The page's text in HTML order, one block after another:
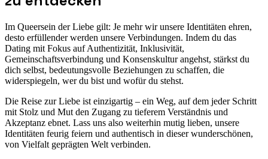
Im Queersein der Liebe gilt: Je mehr wir unsere Identitäten ehren,
desto erfüllender werden unsere Verbindungen. Indem du das
Dating mit Fokus auf Authentizität, Inklusivität,
Gemeinschaftsverbindung und Konsenskultur angehst, stärkst du
dich selbst, bedeutungsvolle Beziehungen zu schaffen, die
widerspiegeln, wer du bist und wofür du stehst.
Die Reise zur Liebe ist einzigartig – ein Weg, auf dem jeder Schritt
mit Stolz und Mut den Zugang zu tieferem Verständnis und
Akzeptanz ebnet. Lass uns also weiterhin mutig lieben, unsere
Identitäten feurig feiern und authentisch in dieser wunderschönen,
von Vielfalt geprägten Welt verbinden.